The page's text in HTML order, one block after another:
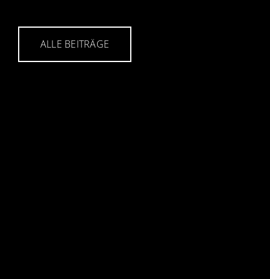
ALLE BEITRÄGE